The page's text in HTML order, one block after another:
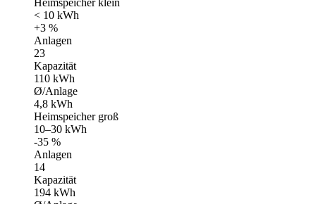
< 10 kWh
+3 %
Anlagen
23
Kapazität
110 kWh
Ø/Anlage
4,8 kWh
Heimspeicher groß
10–30 kWh
-35 %
Anlagen
14
Kapazität
194 kWh